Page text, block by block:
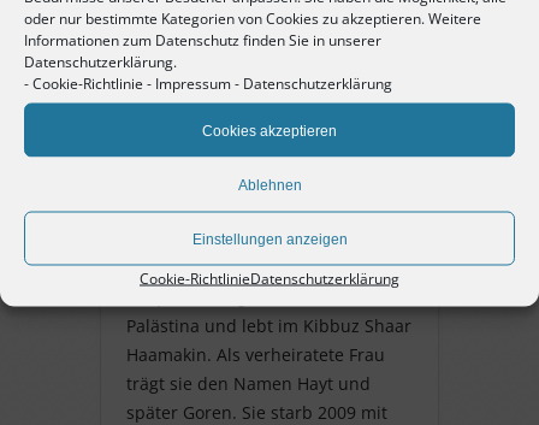
oder nur bestimmte Kategorien von Cookies zu akzeptieren. Weitere
Informationen zum Datenschutz finden Sie in unserer
Datenschutzerklärung.
-Cookie-Richtlinie - Impressum- Datenschutzerklärung
Cookies akzeptieren
Ablehnen
Einstellungen anzeigen
Cookie-RichtlinieDatenschutzerklärung
Bertha Ruth Landau
geb. 24. Dezember 1908 in
Pforzheim, Jüdin. Tochter von
Alfred und Klara Landau.
Schwester von Charlotte (Lotte),
Liesel, Ilse und Karl Leopold (Uri).
Flucht 1933 nach Frankreich, zu
einem bisher nicht bekannten
Palästina und lebt im Kibbuz Shaar
Haamakin. Als verheiratete Frau
trägt sie den Namen Hayt und
später Goren. Sie starb 2009 mit